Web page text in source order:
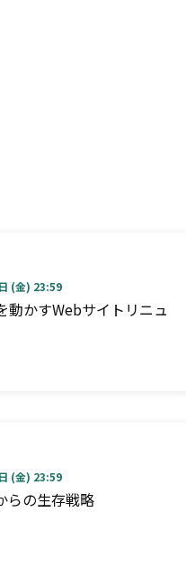
(金) 23:59
動かすWebサイトリニュ
(金) 23:59
らの生存戦略